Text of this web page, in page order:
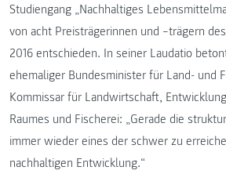
Studiengang „Nachhaltiges
von acht Preisträgerinnen und –trägern
2016 entschieden. In seiner Laudatio
ehemaliger Bundesminister für Land- und
Kommissar für Landwirtschaft,
Raumes und Fischerei: „Gerade die
immer wieder eines der schwer zu
nachhaltigen Entwicklung.“